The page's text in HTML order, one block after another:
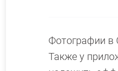
Фотографии в
Также у